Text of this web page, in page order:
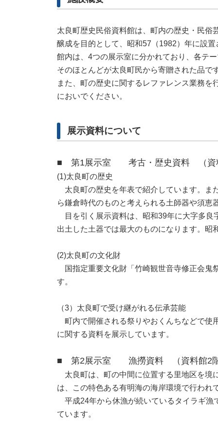
太良町歴史民俗資料館は、町内の歴史・民俗
醸成を目的として、昭和57（1982）年に設置
館内は、4つの展示室に分かれており、各テ
そのほとんどが太良町民から寄贈された品で
また、町の歴史に関するレファレンス業務
においでください。
展示資料について
■ 第1展示室 考古・歴史資料 （資
(1)太良町の歴史
太良町の歴史を年表で紹介しています。ま
ら鎌倉時代のものと考えられる土師器や須
目を引く展示資料は、昭和39年に大字多良
出土した土器では最大のものになります。
(2)太良町の文化財
国指定重要文化財「竹崎観世音寺修正会鬼
す。
（3）太良町で受け継がれる伝承芸能
町内で開催される祭りやおくんちなどで使
に関する資料を展示しています。
■ 第2展示室 漁撈資料 （資料館2
太良町は、町の中間に位置する里地区を境
は、この特色ある有明海の海岸環境で行われ
平成24年から休漁が続いているタイラギ漁
ています。